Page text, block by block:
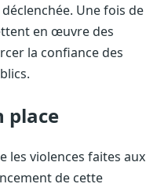
Une fois de
en œuvre des
la confiance des
place
les violences faites aux
de cette